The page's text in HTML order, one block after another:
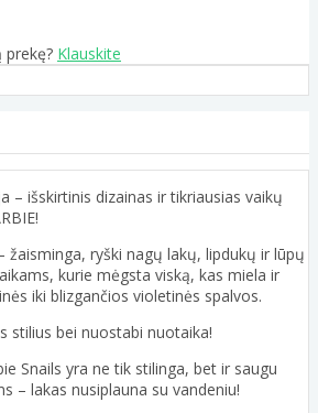
prekę? Klauskite
– išskirtinis dizainas ir tikriausias vaikų
žaisminga, ryški nagų lakų, lipdukų ir lūpų
kurie mėgsta viską, kas miela ir
iki blizgančios violetinės spalvos.
stilius bei nuostabi nuotaika!
Snails yra ne tik stilinga, bet ir saugu
– lakas nusiplauna su vandeniu!